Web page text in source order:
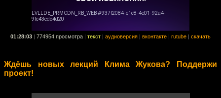
01:28:03 774954 просмотра текст аудиоверсия вконтакте rutube скачать
Ждёшь новых лекций Клима Жукова? Поддержи
проект!